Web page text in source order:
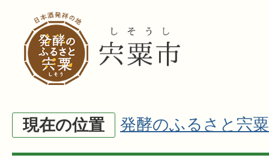
現在の位置 発酵のふるさと宍粟